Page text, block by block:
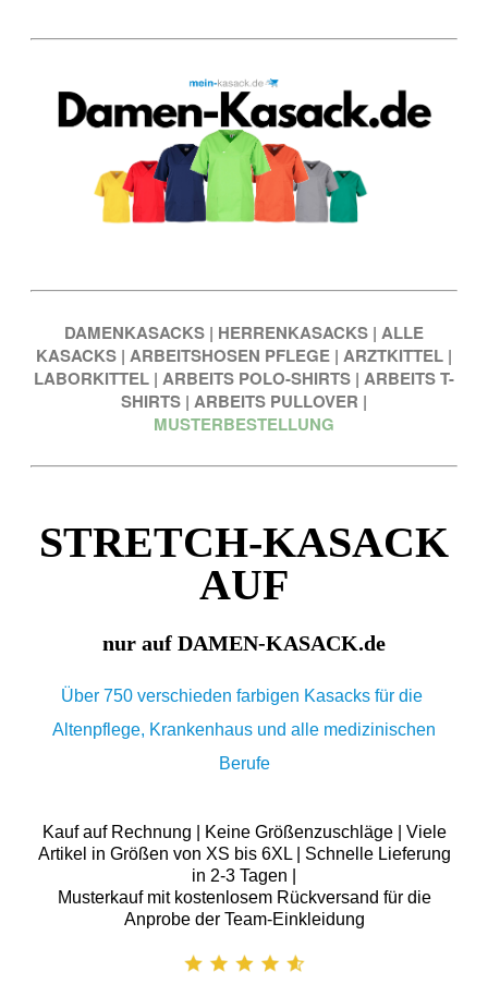
DAMENKASACKS | HERRENKASACKS | ALLE
KASACKS | ARBEITSHOSEN PFLEGE | ARZTKITTEL |
LABORKITTEL | ARBEITS POLO-SHIRTS | ARBEITS T-
SHIRTS | ARBEITS PULLOVER |
MUSTERBESTELLUNG
STRETCH-KASACK
AUF
nur auf DAMEN-KASACK.de
Über 750 verschieden farbigen Kasacks für die
Altenpflege, Krankenhaus und alle medizinischen
Berufe
Kauf auf Rechnung | Keine Größenzuschläge | Viele
Artikel in Größen von XS bis 6XL | Schnelle Lieferung
in 2-3 Tagen |
Musterkauf mit kostenlosem Rückversand für die
Anprobe der Team-Einkleidung